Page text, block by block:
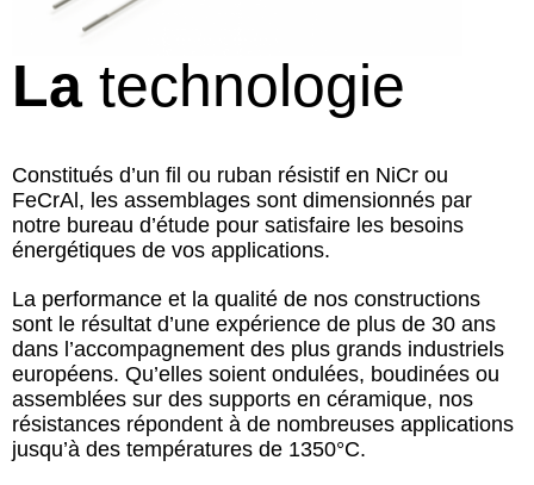
Latechnologie
Constitués d’un fil ou ruban résistif en NiCr ou
FeCrAl, les assemblages sont dimensionnés par
notre bureau d’étude pour satisfaire les besoins
énergétiques de vos applications.
La performance et la qualité de nos constructions
sont le résultat d’une expérience de plus de 30 ans
dans l’accompagnement des plus grands industriels
européens. Qu’elles soient ondulées, boudinées ou
assemblées sur des supports en céramique, nos
résistances répondent à de nombreuses applications
jusqu’à des températures de 1350°C.